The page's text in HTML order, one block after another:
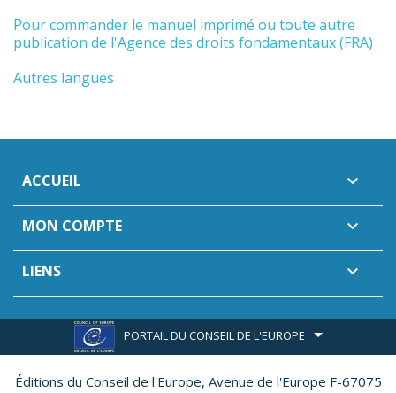
Pour commander le manuel imprimé ou toute autre
publication de l'Agence des droits fondamentaux (FRA)
Autres langues
ACCUEIL 
MON COMPTE 
LIENS 
PORTAIL DU CONSEIL DE L'EUROPE
Éditions du Conseil de l'Europe, Avenue de l'Europe F-67075